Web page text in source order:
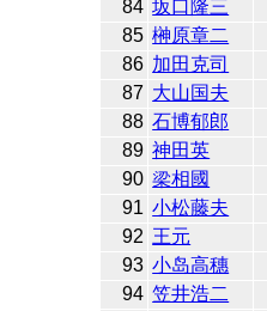
84 坂口隆三
85 榊原章二
86 加田克司
87 大山国夫
88 石博郁郎
89 神田英
90 梁相國
91 小松藤夫
92 王元
93 小岛高穗
94 笠井浩二